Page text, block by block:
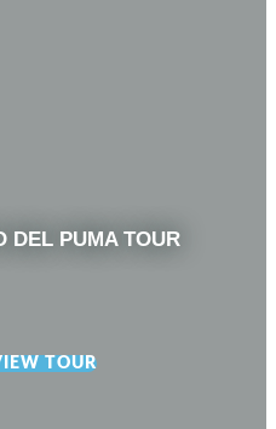
DEL PUMA TOUR
TOUR